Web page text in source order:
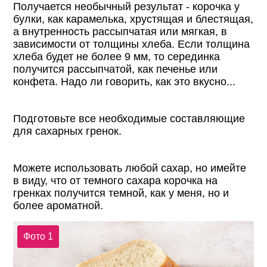
Получается необычный результат - корочка у
булки, как карамелька, хрустящая и блестящая,
а внутренность рассыпчатая или мягкая, в
зависимости от толщины хлеба. Если толщина
хлеба будет не более 9 мм, то серединка
получится рассыпчатой, как печенье или
конфета. Надо ли говорить, как это вкусно...
Подготовьте все необходимые составляющие
для сахарных гренок.
Можете использовать любой сахар, но имейте
в виду, что от темного сахара корочка на
гренках получится темной, как у меня, но и
более ароматной.
Фото 1